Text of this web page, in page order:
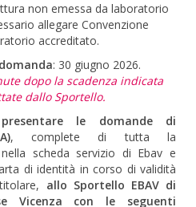
non emessa da laboratorio
allegare Convenzione
accreditato.
: 30 giugno 2026.
dopo la scadenza indicata
dallo Sportello.
le domande di
, complete di tutta la
scheda servizio di Ebav e
di identità in corso di validità
allo Sportello EBAV di
Vicenza con le seguenti